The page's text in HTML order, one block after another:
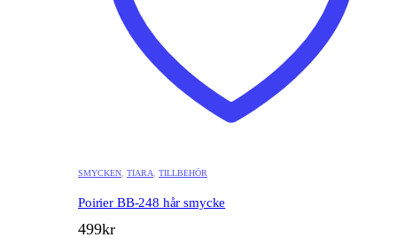
SMYCKEN TIARA TILLBEHÖR
Poirier BB-248 hår smycke
499kr